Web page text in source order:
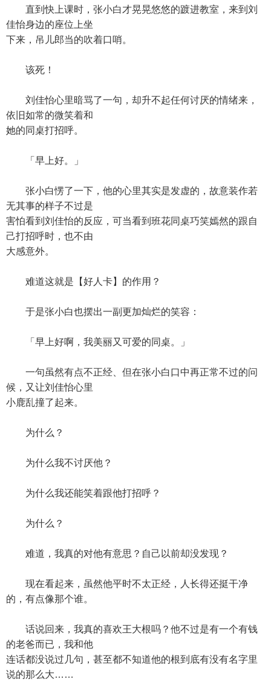
直到快上课时，张小白才晃晃悠悠的踱进教室，来到刘
佳怡身边的座位上坐
下来，吊儿郎当的吹着口哨。
该死！
刘佳怡心里暗骂了一句，却升不起任何讨厌的情绪来，
依旧如常的微笑着和
她的同桌打招呼。
「早上好。」
张小白愣了一下，他的心里其实是发虚的，故意装作若
无其事的样子不过是
害怕看到刘佳怡的反应，可当看到班花同桌巧笑嫣然的跟自
己打招呼时，也不由
大感意外。
难道这就是【好人卡】的作用？
于是张小白也摆出一副更加灿烂的笑容：
「早上好啊，我美丽又可爱的同桌。」
一句虽然有点不正经、但在张小白口中再正常不过的问
候，又让刘佳怡心里
小鹿乱撞了起来。
为什么？
为什么我不讨厌他？
为什么我还能笑着跟他打招呼？
为什么？
难道，我真的对他有意思？自己以前却没发现？
现在看起来，虽然他平时不太正经，人长得还挺干净
的，有点像那个谁。
话说回来，我真的喜欢王大根吗？他不过是有一个有钱
的老爸而已，我和他
连话都没说过几句，甚至都不知道他的根到底有没有名字里
说的那么大……